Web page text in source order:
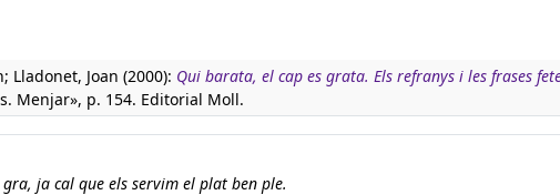
Lladonet, Joan (2000): Qui barata, el cap es grata. Els refranys i les frases
Menjar», p. 154. Editorial Moll.
ja cal que els servim el plat ben ple.